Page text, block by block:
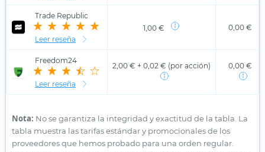
Trade Republic
Leer reseña
1,00 € 0,00 €
Freedom24
Leer reseña
2,00 € + 0,02 € (por acción) 0,00 €
Nota: No se garantiza la integridad y exactitud de la tabla. La
tabla muestra las tarifas estándar y promocionales de los
proveedores que hemos probado para una orden regular.